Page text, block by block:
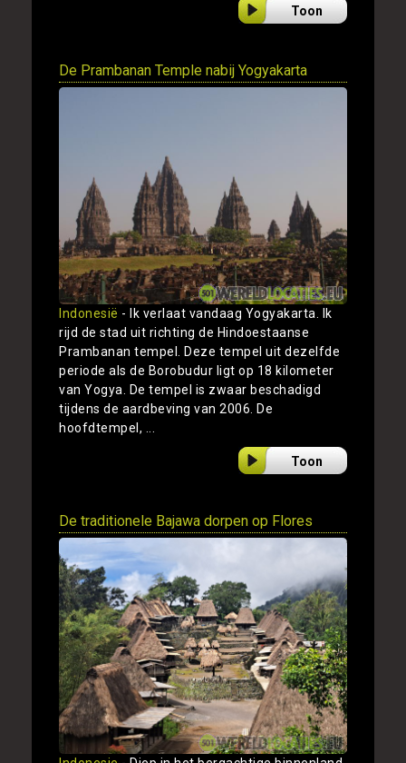
Toon
De Prambanan Temple nabij Yogyakarta
Indonesië - Ik verlaat vandaag Yogyakarta. Ik
rijd de stad uit richting de Hindoestaanse
Prambanan tempel. Deze tempel uit dezelfde
periode als de Borobudur ligt op 18 kilometer
van Yogya. De tempel is zwaar beschadigd
tijdens de aardbeving van 2006. De
hoofdtempel, ...
Toon
De traditionele Bajawa dorpen op Flores